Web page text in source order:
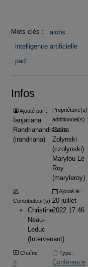
Mots clés :
aiobs
intelligence artificielle
pad
Infos
Ajouté par :
Ianjatiana
Randrianandrasana
(irandriana)
Propriétaire(s)
additionnel(s) :
Celia
Zolynski
(czolynski)
Marylou Le
Roy
(maryleroy)
Contributeur(s) :
Christine
Neau-
Leduc
(Intervenant)
Ajouté le :
20 juillet
2022 17:46
Chaîne :
>
Type :
Conférence